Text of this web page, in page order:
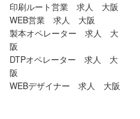
印刷ルート営業 求人 大阪
WEB営業 求人 大阪
製本オペレーター 求人 大
阪
DTPオペレーター 求人 大
阪
WEBデザイナー 求人 大阪